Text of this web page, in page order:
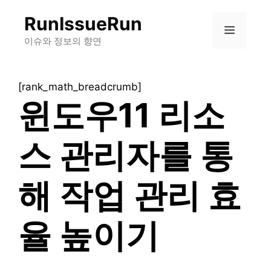
RunIssueRun
이슈와 정보의 향연
메
[rank_math_breadcrumb]
윈도우11 리소
스 관리자를 통
해 작업 관리 효
율 높이기